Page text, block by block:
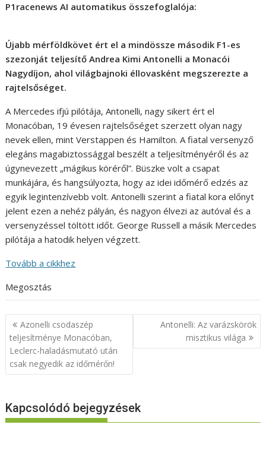
P1racenews AI automatikus összefoglalója:
Újabb mérföldkövet ért el a mindössze második F1-es
szezonját teljesítő Andrea Kimi Antonelli a Monacói
Nagydíjon, ahol világbajnoki éllovasként megszerezte a
rajtelsőséget.
A Mercedes ifjú pilótája, Antonelli, nagy sikert ért el
Monacóban, 19 évesen rajtelsőséget szerzett olyan nagy
nevek ellen, mint Verstappen és Hamilton. A fiatal versenyző
elegáns magabiztossággal beszélt a teljesítményéről és az
úgynevezett „mágikus köréről”. Büszke volt a csapat
munkájára, és hangsúlyozta, hogy az idei időmérő edzés az
egyik legintenzívebb volt. Antonelli szerint a fiatal kora előnyt
jelent ezen a nehéz pályán, és nagyon élvezi az autóval és a
versenyzéssel töltött időt. George Russell a másik Mercedes
pilótája a hatodik helyen végzett.
Tovább a cikkhez
Megosztás
Bejegyzés
navigáció
Azonelli csodaszép
teljesítménye Monacóban,
Leclerc-haladásmutató után
csak negyedik az időmérőn!
Antonelli: Az varázskörök
misztikus világa
Kapcsolódó bejegyzések